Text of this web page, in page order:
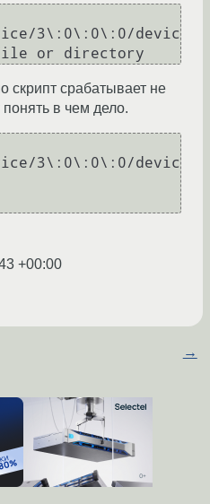
3\:0\:0\:0/devic
file or directory
скрипт срабатывает не
в чем дело.
3\:0\:0\:0/devic
+00:00
→